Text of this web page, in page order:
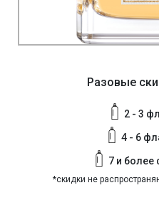
Разовые
2 - 3
4 - 6
7 и более
*скидки не